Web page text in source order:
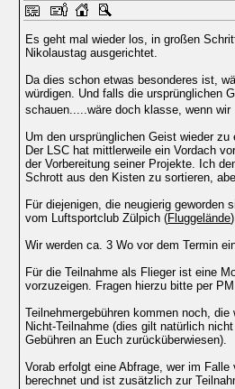
Es geht mal wieder los, in großen
Nikolaustag ausgerichtet.
Da dies schon etwas besonderes ist,
würdigen. Und falls die ursprünglichen
schauen.....wäre doch klasse, wenn
Um den ursprünglichen Geist wieder
Der LSC hat mittlerweile ein Vordach
der Vorbereitung seiner Projekte. Ich
Schrott aus den Kisten zu sortieren,
Für diejenigen, die neugierig geworden
vom Luftsportclub Zülpich (Fluggelände
Wir werden ca. 3 Wo vor dem Termin
Für die Teilnahme als Flieger ist eine
vorzuzeigen. Fragen hierzu bitte per
Teilnehmergebühren kommen noch,
Nicht-Teilnahme (dies gilt natürlich
Gebühren an Euch zurücküberwiesen).
Vorab erfolgt eine Abfrage, wer im
berechnet und ist zusätzlich zur